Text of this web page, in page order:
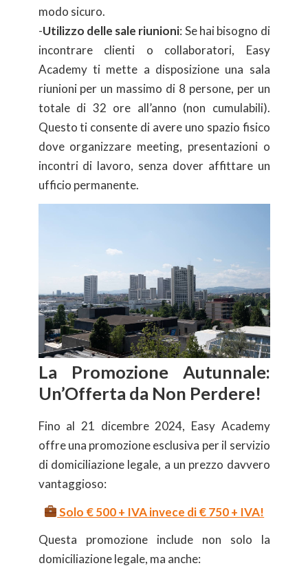
modo sicuro.
-Utilizzo delle sale riunioni: Se hai bisogno di
incontrare clienti o collaboratori, Easy
Academy ti mette a disposizione una sala
riunioni per un massimo di 8 persone, per un
totale di 32 ore all’anno (non cumulabili).
Questo ti consente di avere uno spazio fisico
dove organizzare meeting, presentazioni o
incontri di lavoro, senza dover affittare un
ufficio permanente.
La Promozione Autunnale:
Un’Offerta da Non Perdere!
Fino al 21 dicembre 2024, Easy Academy
offre una promozione esclusiva per il servizio
di domiciliazione legale, a un prezzo davvero
vantaggioso:
Solo € 500 + IVA invece di € 750 + IVA!
Questa promozione include non solo la
domiciliazione legale, ma anche: